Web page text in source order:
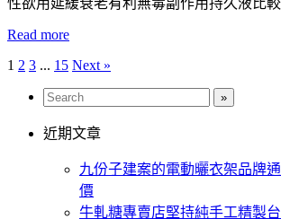
性欲用延緩衰老有利無毒副作用持久液比
Read more
文
1 2 3 ... 15 Next »
近期文章
九份子建案的電動曬衣架品牌
價
牛軋糖專賣店堅持純手工精製